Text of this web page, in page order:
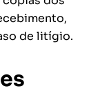
de litígio.